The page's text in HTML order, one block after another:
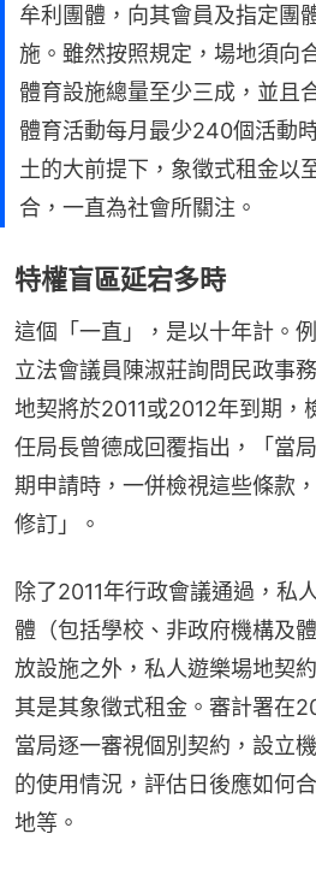
牟利團體，向其會員及指定團
施。雖然按照規定，場地須向
體育設施總量至少三成，並且
體育活動每月最少240個活動
土的大前提下，象徵式租金以
合，一直為社會所關注。
特權盲區延宕多時
這個「一直」，是以十年計。
立法會議員陳淑莊詢問民政事
地契將於2011或2012年到期，
任局長曾德成回覆指出，「當
期申請時，一併檢視這些條款
修訂」。
除了2011年行政會議通過，私
體（包括學校、非政府機構及
放設施之外，私人遊樂場地契
其是其象徵式租金。審計署在
當局逐一審視個別契約，設立
的使用情況，評估日後應如何
地等。